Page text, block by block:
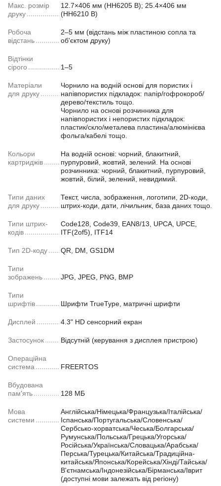
Макс. розмір
друку
12.7×406 мм (HH6205 B); 25.4×406 мм
(HH6210 B)
Робоча
відстань
2–5 мм (відстань між пластиною сопла та
об'єктом друку)
Відтінки
сірого
1–5
Матеріали
для друку
Чорнило на водній основі для пористих і
напівпористих підкладок: папір/гофрокороб/
дерево/текстиль тощо.
Чорнило на основі розчинника для
напівпористих і непористих підкладок:
пластик/скло/металева пластина/алюмінієва
фольга/кабелі тощо.
Кольори
картриджів
На водній основі: чорний, блакитний,
пурпуровий, жовтий, зелений. На основі
розчинника: чорний, блакитний, пурпуровий,
жовтий, білий, зелений, невидимий.
Типи даних
для друку
Текст, числа, зображення, логотипи, 2D-коди,
штрих-коди, дати, лічильник, база даних тощо.
Типи штрих-
кодів
Code128, Code39, EAN8/13, UPCA, UPCE,
ITF(2of5), ITF14
Тип 2D-коду QR, DM, GS1DM
Типи
зображень
JPG, JPEG, PNG, BMP
Типи
шрифтів
Шрифти TrueType, матричні шрифти
Дисплей 4.3" HD сенсорний екран
Застосунок Відсутній (керування з дисплея пристрою)
Операційна
система
FREERTOS
Вбудована
пам'ять
128 МБ
Мова
системи
Англійська/Німецька/Французька/Італійська/
Іспанська/Португальська/Словенська/
Сербсько-хорватська/Чеська/Болгарська/
Румунська/Польська/Грецька/Угорська/
Російська/Українська/Словацька/Арабська/
Перська/Турецька/Китайська/Традиційна-
китайська/Японська/Корейська/Хінді/Тайська/
В'єтнамська/Індонезійська/Бірманська/Іврит
(доступні мови залежать від регіону)